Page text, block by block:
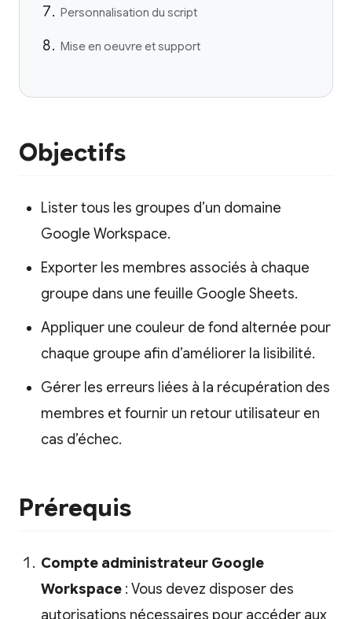
Personnalisation du script
Mise en oeuvre et support
Objectifs
Lister tous les groupes d’un domaine
Google Workspace.
Exporter les membres associés à chaque
groupe dans une feuille Google Sheets.
Appliquer une couleur de fond alternée pour
chaque groupe afin d’améliorer la lisibilité.
Gérer les erreurs liées à la récupération des
membres et fournir un retour utilisateur en
cas d’échec.
Prérequis
Compte administrateur Google
Workspace : Vous devez disposer des
autorisations nécessaires pour accéder aux